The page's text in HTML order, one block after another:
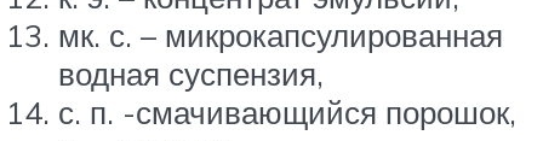
мк. с. – микрокапсулированная
водная суспензия,
с. п. -смачивающийся порошок,